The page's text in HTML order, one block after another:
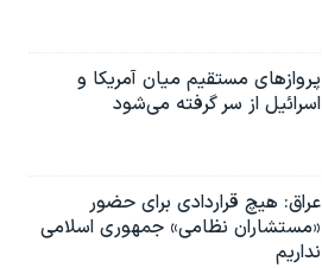
پروازهای مستقیم میان آمریکا و
اسرائیل از سر گرفته می‌شود
عراق: هیچ قراردادی برای حضور
«مستشاران نظامی» جمهوری اسلامی
نداریم